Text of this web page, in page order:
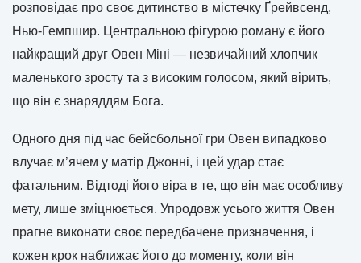
розповідає про своє дитинство в містечку Ґрейвсенд,
Нью-Гемпшир. Центральною фігурою роману є його
найкращий друг Овен Міні — незвичайний хлопчик
маленького зросту та з високим голосом, який вірить,
що він є знаряддям Бога.
Одного дня під час бейсбольної гри Овен випадково
влучає м’ячем у матір Джонні, і цей удар стає
фатальним. Відтоді його віра в те, що він має особливу
мету, лише зміцнюється. Упродовж усього життя Овен
прагне виконати своє передбачене призначення, і
кожен крок наближає його до моменту, коли він